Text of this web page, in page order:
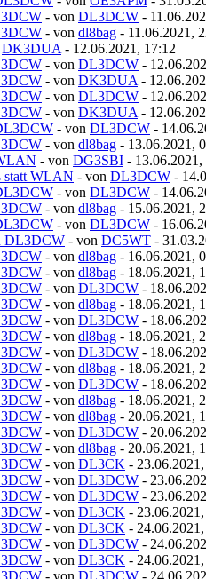
- von DL3DCW -
- von dl8bag - 11.06.2021,
DK3DUA - 12.06.2021, 17:12
- von DL3DCW -
- von DK3DUA -
- von DL3DCW -
- von DK3DUA -
- von DL3DCW -
- von dl8bag - 13.06.2021,
- von DG3SBI - 13.06.2021,
statt WLAN - von DL3DCW -
- von DL3DCW -
- von dl8bag - 15.06.2021,
- von DL3DCW -
DL3DCW - von DC5WT -
- von dl8bag - 16.06.2021,
- von dl8bag - 18.06.2021,
- von DL3DCW -
- von dl8bag - 18.06.2021,
- von DL3DCW -
- von dl8bag - 18.06.2021,
- von DL3DCW -
- von dl8bag - 18.06.2021,
- von DL3DCW -
- von dl8bag - 18.06.2021,
- von dl8bag - 20.06.2021,
- von DL3DCW -
- von dl8bag - 20.06.2021,
- von DL3CK -
- von DL3DCW -
- von DL3DCW -
- von DL3CK -
- von DL3CK -
- von DL3DCW -
- von DL3CK - 24.06.2021,
- von DL3DCW -